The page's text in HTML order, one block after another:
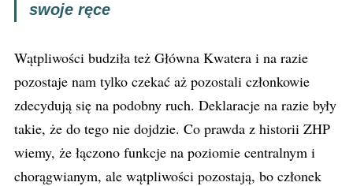
swoje ręce
Wątpliwości budziła też Główna Kwatera i na razie
pozostaje nam tylko czekać aż pozostali członkowie
zdecydują się na podobny ruch. Deklaracje na razie były
takie, że do tego nie dojdzie. Co prawda z historii ZHP
wiemy, że łączono funkcje na poziomie centralnym i
chorągwianym, ale wątpliwości pozostają, bo członek